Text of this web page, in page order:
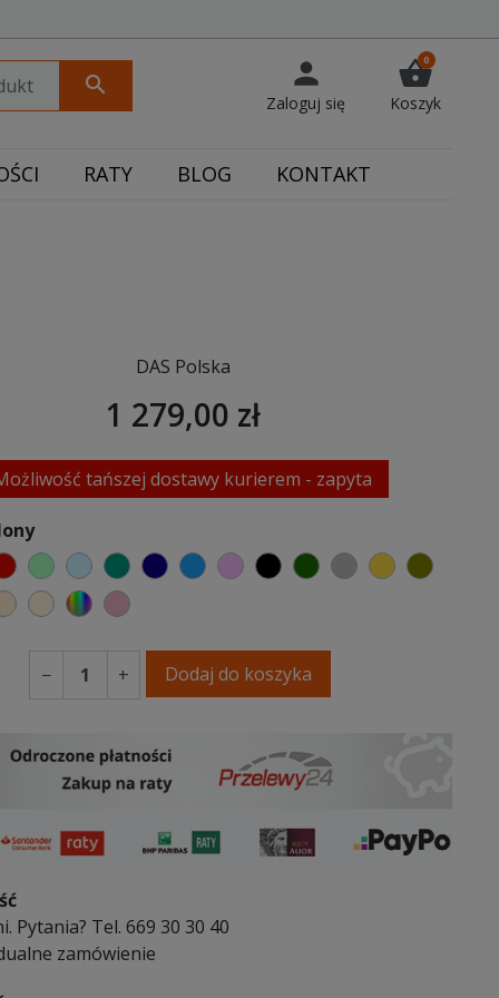
search person
Zaloguj się
shopping_basket
0
Koszyk
RATY BLOG KONTAKT
DAS Polska
1 279,00 zł
tańszej dostawy kurierem - zapyta
czerwony
miętowybłękitnyturkusowy
granatowy
niebieski
różowyczarnybutelkowa zieleń
szary
niebieski
ciepły kremowy
ecru beżowy
wybór koloru
brudny róż
− + Dodaj do koszyka
Pytania? Tel. 669 30 30 40
zamówienie